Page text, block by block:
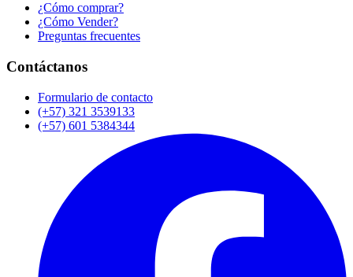
¿Cómo comprar?
¿Cómo Vender?
Preguntas frecuentes
Contáctanos
Formulario de contacto
(+57) 321 3539133
(+57) 601 5384344